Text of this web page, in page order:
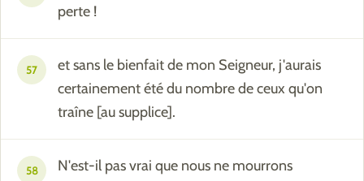
perte !
57
et sans le bienfait de mon Seigneur, j'aurais
certainement été du nombre de ceux qu'on
traîne [au supplice].
58 N'est-il pas vrai que nous ne mourrons